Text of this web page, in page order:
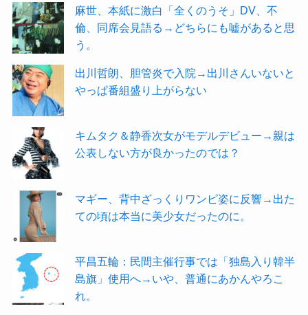
麻世、本紙に激白「全くのうそ」DV、不
倫、同席会見語る→どちらにも嘘があると思
う。
出川哲朗、胆管炎で入院→出川さんいないと
やっぱ番組盛り上がらない
キムタク＆静香次女がモデルデビュー→親は
公表しない方が良かったのでは？
マギー、背中ざっくりワンピ姿に反響→出た
ての頃は本当に美少女だったのに。
平昌五輪：民間主催行事では「独島入り韓半
島旗」使用へ→いや、普通にあかんやろこ
れ。